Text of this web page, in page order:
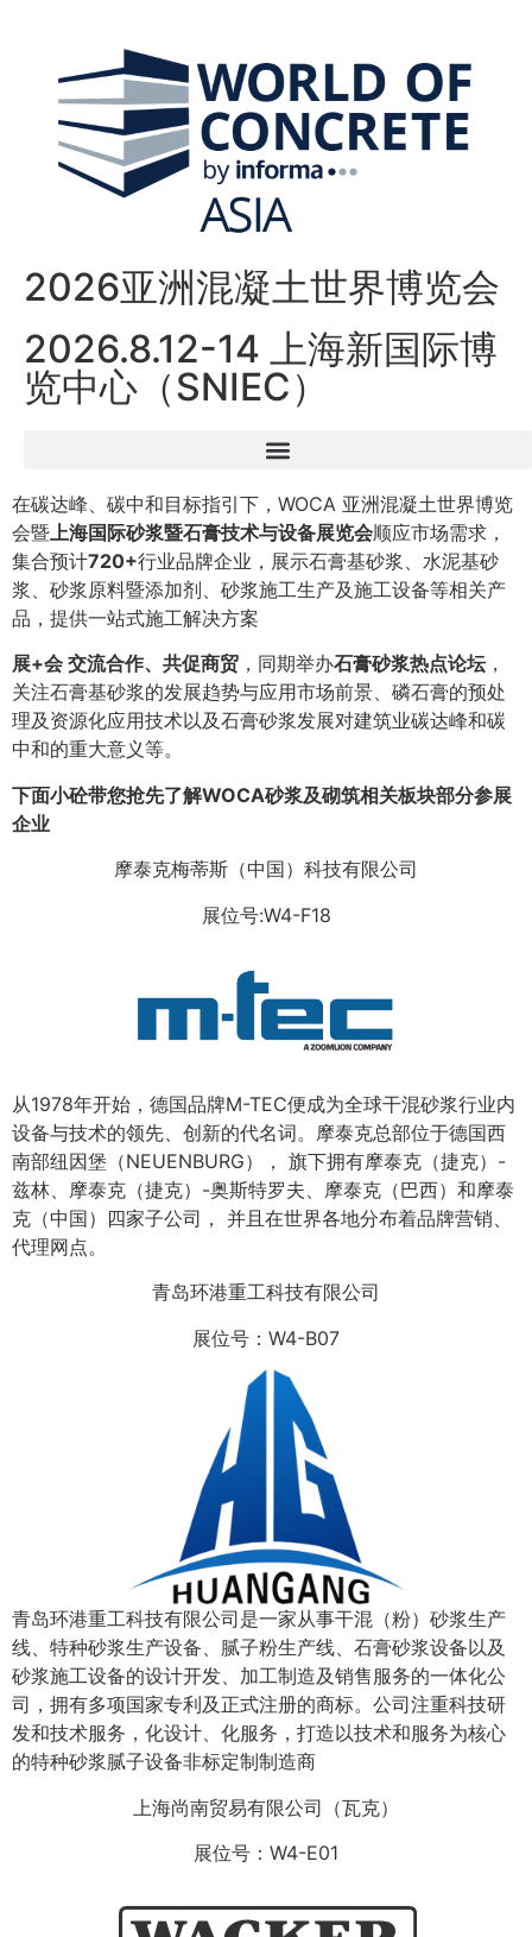
2026亚洲混凝土世界博览会
2026.8.12-14 上海新国际博
览中心（SNIEC）
在碳达峰、碳中和目标指引下，WOCA 亚洲混凝土世界博览
会暨上海国际砂浆暨石膏技术与设备展览会顺应市场需求，
集合预计720+行业品牌企业，展示石膏基砂浆、水泥基砂
浆、砂浆原料暨添加剂、砂浆施工生产及施工设备等相关产
品，提供一站式施工解决方案
展+会 交流合作、共促商贸 ，同期举办石膏砂浆热点论坛，
关注石膏基砂浆的发展趋势与应用市场前景、磷石膏的预处
理及资源化应用技术以及石膏砂浆发展对建筑业碳达峰和碳
中和的重大意义等。
下面小砼带您抢先了解WOCA砂浆及砌筑相关板块部分参展
企业
摩泰克梅蒂斯（中国）科技有限公司
展位号:W4-F18
从1978年开始，德国品牌M-TEC便成为全球干混砂浆行业内
设备与技术的领先、创新的代名词。摩泰克总部位于德国西
南部纽因堡（NEUENBURG）， 旗下拥有摩泰克（捷克）-
兹林、摩泰克（捷克）-奥斯特罗夫、摩泰克（巴西）和摩泰
克（中国）四家子公司， 并且在世界各地分布着品牌营销、
代理网点。
青岛环港重工科技有限公司
展位号：W4-B07
青岛环港重工科技有限公司是一家从事干混（粉）砂浆生产
线、特种砂浆生产设备、腻子粉生产线、石膏砂浆设备以及
砂浆施工设备的设计开发、加工制造及销售服务的一体化公
司，拥有多项国家专利及正式注册的商标。公司注重科技研
发和技术服务，化设计、化服务，打造以技术和服务为核心
的特种砂浆腻子设备非标定制制造商
上海尚南贸易有限公司（瓦克）
展位号：W4-E01